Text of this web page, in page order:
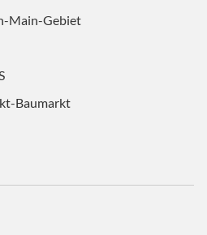
Main-Gebiet
Baumarkt